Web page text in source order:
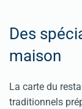
Des
maison
La carte du
traditionnels